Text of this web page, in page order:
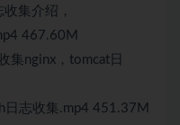
集介绍，
467.60M
集nginx，tomcat日
志收集.mp4 451.37M